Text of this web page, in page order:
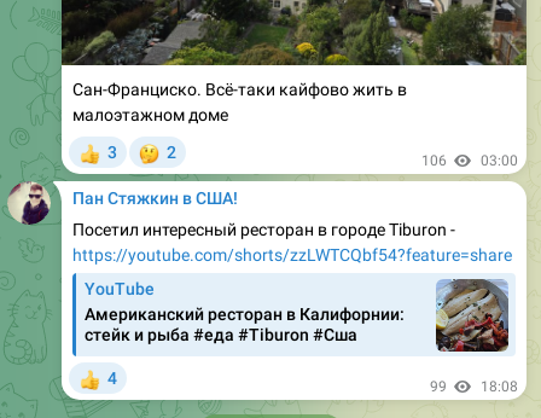
Сан-Франциско. Всё-таки кайфово жить в
малоэтажном доме
3 2 106 03:00
Пан Стяжкин в США!
Посетил интересный ресторан в городе Tiburon -
https://youtube.com/shorts/zzLWTCQbf54?feature=share
YouTube
Американский ресторан в Калифорнии:
стейк и рыба #еда #Tiburon #Сша
4 99 18:08